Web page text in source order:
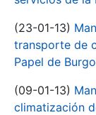
(23-01-13)
transporte de
Papel de
(09-01-13)
climatización